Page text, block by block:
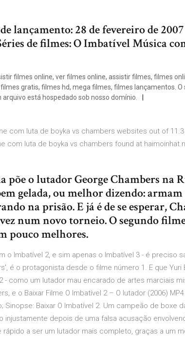
lançamento: 28 de fevereiro de
de filmes: O Imbatível Música
filmes online, ver filmes online, assistir filmes, filmes
gratis, filmes hd, mega filmes, filmes lançamentos. O
está hospedado sob nosso domínio.
com luta de boyka vs chambers websites out of
com luta de boyka vs chambers found at
põe o lutador George Chambers na
gelada, ou melhor dizendo: armam
na prisão. E já é de se esperar,
num novo torneio. O segundo
pouco melhores.
o Imbatível 2, e sim apenas o Imbatível 3 - é preciso
é o protagonista desde o filme número 1. E que Yuri
- como um lutador mau encarado de artes marciais
e o Baixar Filme O Imbatível 2 – O lutador (2006)
Sinopse: Baixar O Imbatível 2. Um campeão de boxe
injustamente depois de uma falsa acusação
rápido a ser um lutador mais completo, graças a um